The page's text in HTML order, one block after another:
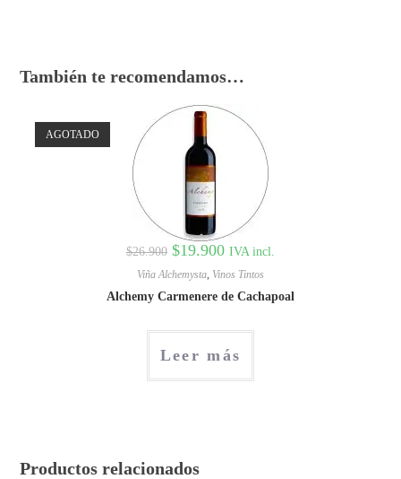
También te recomendamos…
AGOTADO
$26.900 $19.900 IVA incl.
Viña Alchemysta, Vinos Tintos
Alchemy Carmenere de Cachapoal
Leer más
Productos relacionados